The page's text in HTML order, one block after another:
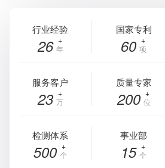
行业经验
26 年
国家专利
60 项
服务客户
23 万
质量专家
200 位
检测体系
500 个
事业部
15 个